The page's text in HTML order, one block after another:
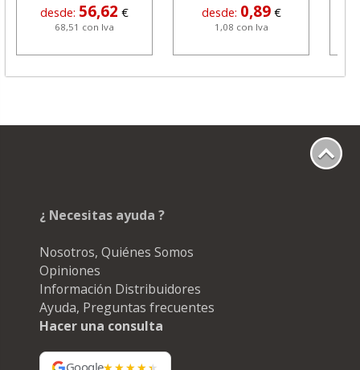
desde: 56,62 €
68,51 con Iva
desde: 0,89 €
1,08 con Iva
¿ Necesitas ayuda ?
Nosotros, Quiénes Somos
Opiniones
Información Distribuidores
Ayuda, Preguntas frecuentes
Hacer una consulta
Google